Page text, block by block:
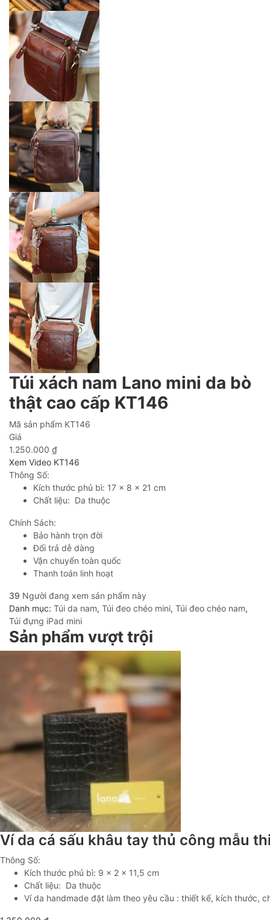
Túi xách nam Lano mini da bò
thật cao cấp KT146
Mã sản phẩm KT146
Giá
1.250.000 ₫
Xem Video KT146
Thông Số:
Kích thước phủ bì: 17 x 8 x 21 cm
Chất liệu: Da thuộc
Chính Sách:
Bảo hành trọn đời
Đổi trả dễ dàng
Vận chuyển toàn quốc
Thanh toán linh hoạt
39 Người đang xem sản phẩm này
Danh mục: Túi da nam, Túi đeo chéo mini, Túi đeo chéo nam,
Túi đựng iPad mini
Sản phẩm vượt trội
Ví da cá sấu khâu tay thủ công mẫu
Thông Số:
Kích thước phủ bì: 9 x 2 x 11,5 cm
Chất liệu: Da thuộc
Ví da handmade đặt làm theo yêu cầu : thiết kế, kích thước,